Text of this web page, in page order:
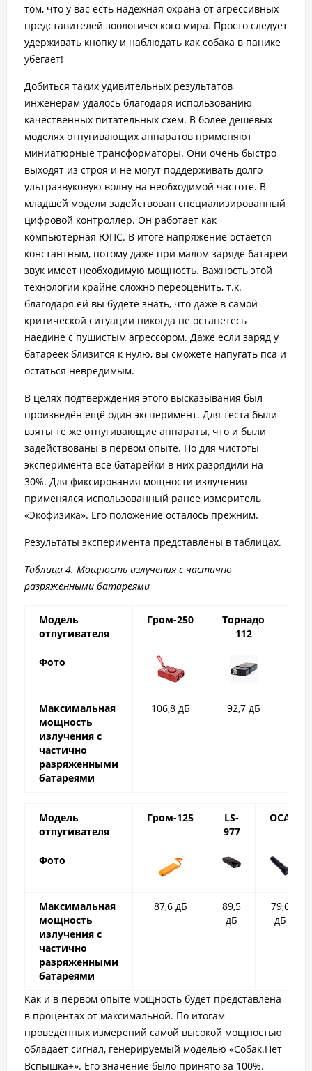
том, что у вас есть надёжная охрана от агрессивных
представителей зоологического мира. Просто следует
удерживать кнопку и наблюдать как собака в панике
убегает!
Добиться таких удивительных результатов
инженерам удалось благодаря использованию
качественных питательных схем. В более дешевых
моделях отпугивающих аппаратов применяют
миниатюрные трансформаторы. Они очень быстро
выходят из строя и не могут поддерживать долго
ультразвуковую волну на необходимой частоте. В
младшей модели задействован специализированный
цифровой контроллер. Он работает как
компьютерная ЮПС. В итоге напряжение остаётся
константным, потому даже при малом заряде батареи
звук имеет необходимую мощность. Важность этой
технологии крайне сложно переоценить, т.к.
благодаря ей вы будете знать, что даже в самой
критической ситуации никогда не останетесь
наедине с пушистым агрессором. Даже если заряд у
батареек близится к нулю, вы сможете напугать пса и
остаться невредимым.
В целях подтверждения этого высказывания был
произведён ещё один эксперимент. Для теста были
взяты те же отпугивающие аппараты, что и были
задействованы в первом опыте. Но для чистоты
эксперимента все батарейки в них разрядили на
30%. Для фиксирования мощности излучения
применялся использованный ранее измеритель
«Экофизика». Его положение осталось прежним.
Результаты эксперимента представлены в таблицах.
Таблица 4. Мощность излучения с частично
разряженными батареями
Модель
отпугивателя
Гром-250
Торнадо
112
Фото
Максимальная
мощность
излучения с
частично
разряженными
батареями
106,8 дБ 92,7 дБ
Модель
отпугивателя
Гром-125
LS-
977
ОСА
Фото
Максимальная
мощность
излучения с
частично
разряженными
батареями
87,6 дБ
89,5
дБ
79,6
дБ
Как и в первом опыте мощность будет представлена
в процентах от максимальной. По итогам
проведённых измерений самой высокой мощностью
обладает сигнал, генерируемый моделью «Собак.Нет
Вспышка+». Его значение было принято за 100%.